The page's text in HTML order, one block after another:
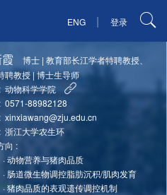
ENG | 登录
博士 |教育部长江学者特聘教授、
聘教授|博士生导师
动物科学学院
0571-88982128
xinxiawang@zju.edu.cn
浙江大学农生环
向 :
·动物营养与猪肉品质
· 肠道微生物调控脂肪沉积/肌肉发育
·猪肉品质的表观遗传调控机制